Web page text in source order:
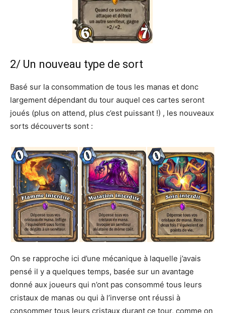
2/ Un nouveau type de sort
Basé sur la consommation de tous les manas et donc
largement dépendant du tour auquel ces cartes seront
joués (plus on attend, plus c’est puissant !) , les nouveaux
sorts découverts sont :
On se rapproche ici d’une mécanique à laquelle j’avais
pensé il y a quelques temps, basée sur un avantage
donné aux joueurs qui n’ont pas consommé tous leurs
cristaux de manas ou qui à l’inverse ont réussi à
consommer tous leurs cristaux durant ce tour, comme on